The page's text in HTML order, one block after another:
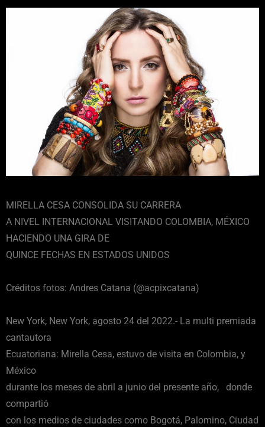
MIRELLA CESA CONSOLIDA SU CARRERA
A NIVEL INTERNACIONAL VISITANDO COLOMBIA, MÉXICO
HACIENDO UNA GIRA DE
QUINCE FECHAS EN ESTADOS UNIDOS
Créditos fotos: Andres Catana (@acpixcatana)
New York, New York, agosto 24 del 2022.- La multi premiada
cantautora
Ecuatoriana: Mirella Cesa, estuvo de visita en Colombia, y
México
durante los meses de abril a junio del presente año, donde
compartió
con los medios de ciudades como Bogotá, Palomino, Ciudad